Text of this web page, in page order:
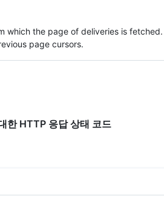
which the page of deliveries is fetched.
page cursors.
HTTP 응답 상태 코드